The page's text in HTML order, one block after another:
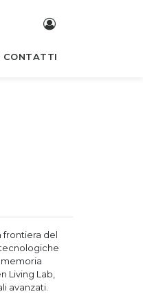
CONTATTI
frontiera del
Living Lab,
avanzati.